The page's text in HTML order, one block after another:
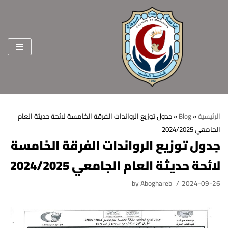
الرئيسية
عن الكلية
الرؤية والرسالة
الهيكل التنظيمي
الأقسام العلمية
شئون التعليم والطلاب
هيئة التدريس
الرئيسية»
Blog
»جدول توزيع الرواندات الفرقة الخامسة لائحة حديثة العام
الجامعي 2024/2025
جدول توزيع الرواندات الفرقة الخامسة
لائحة حديثة العام الجامعي 2024/2025
byAboghareb 2024-09-26